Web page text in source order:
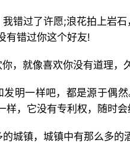
错过了许愿;浪花拍上岩
有错过你这个好友!
，就像喜欢你没有道理，
发明一样吧，都是源于偶
样，它没有专利权，随时会
城镇，城镇中有那么多的